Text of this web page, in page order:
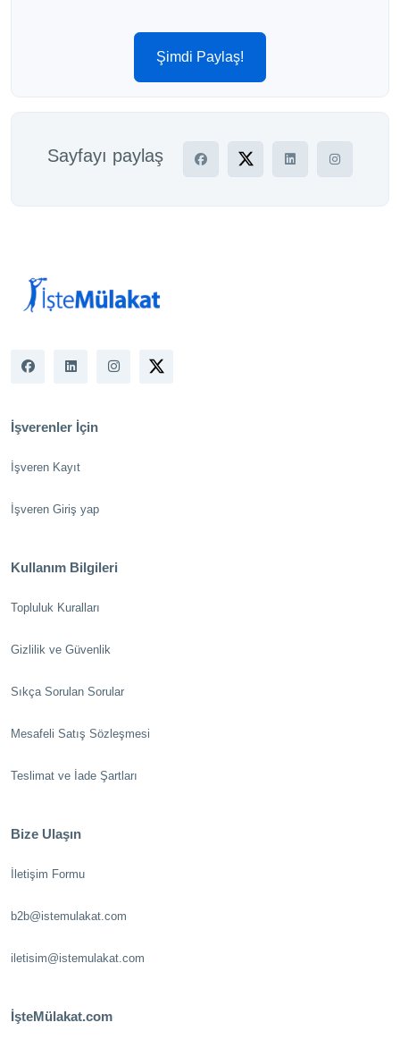
Şimdi Paylaş!
Sayfayı paylaş
İşverenler İçin
İşveren Kayıt
İşveren Giriş yap
Kullanım Bilgileri
Topluluk Kuralları
Gizlilik ve Güvenlik
Sıkça Sorulan Sorular
Mesafeli Satış Sözleşmesi
Teslimat ve İade Şartları
Bize Ulaşın
İletişim Formu
b2b@istemulakat.com
iletisim@istemulakat.com
İşteMülakat.com